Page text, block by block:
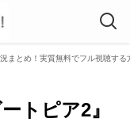
まとめ！実質無料でフル視聴する
トピア2』